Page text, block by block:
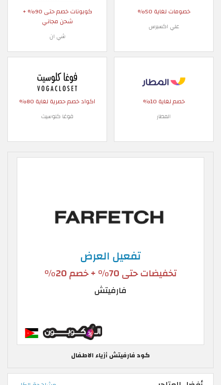
خصومات لغاية 50%
علي اكسبرس
كوبونات خصم حتى 90% +
شحن مجاني
شي ان
خصم لغاية 10%
المطار
اكواد خصم حصرية لغاية 80%
فوغا كلوسيت
كود فارفيتش أزياء الاطفال